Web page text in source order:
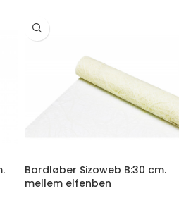
Bordløber Sizoweb B:30 cm.
mellem elfenben